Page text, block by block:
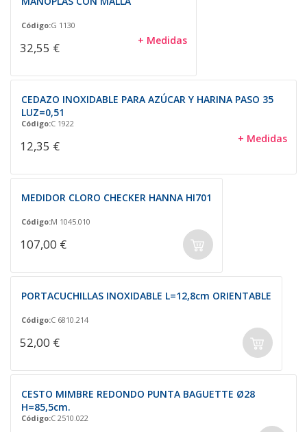
Código:G 1130
32,55 € + Medidas
CEDAZO INOXIDABLE PARA AZÚCAR Y HARINA PASO 35
LUZ=0,51
Código:C 1922
12,35 € + Medidas
MEDIDOR CLORO CHECKER HANNA HI701
Código:M 1045.010
107,00 €
PORTACUCHILLAS INOXIDABLE L=12,8cm ORIENTABLE
Código:C 6810.214
52,00 €
CESTO MIMBRE REDONDO PUNTA BAGUETTE Ø28
H=85,5cm.
Código:C 2510.022